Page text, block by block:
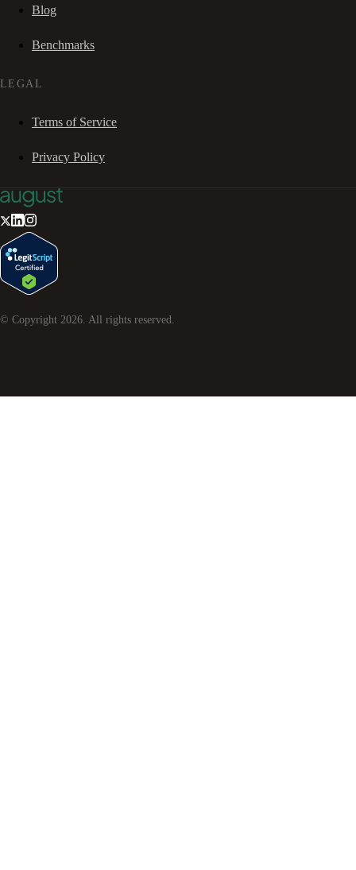
Blog
Benchmarks
LEGAL
Terms of Service
Privacy Policy
© Copyright 2026. All rights reserved.